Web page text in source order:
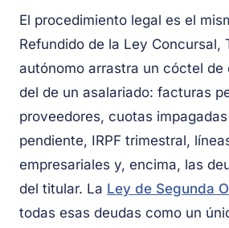
El procedimiento legal es el
Refundido de la Ley Concursal,
autónomo arrastra un cóctel de
del de un asalariado: facturas
proveedores, cuotas
pendiente, IRPF trimestral,
empresariales y, encima, las
del titular. La Ley de Segunda
todas esas deudas como un